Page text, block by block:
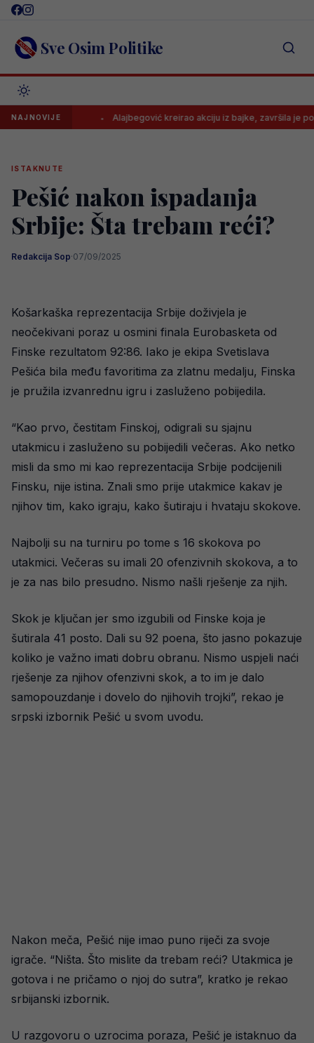
Skip
content Sve Osim Politike
NAJNOVIJE Alajbegović kreirao akciju iz bajke, završila je pogotkom
ISTAKNUTE
Pešić nakon ispadanja
Srbije: Šta trebam reći?
Redakcija Sop·07/09/2025
Košarkaška reprezentacija Srbije doživjela je
neočekivani poraz u osmini finala Eurobasketa od
Finske rezultatom 92:86. Iako je ekipa Svetislava
Pešića bila među favoritima za zlatnu medalju, Finska
je pružila izvanrednu igru i zasluženo pobijedila.
“Kao prvo, čestitam Finskoj, odigrali su sjajnu
utakmicu i zasluženo su pobijedili večeras. Ako netko
misli da smo mi kao reprezentacija Srbije podcijenili
Finsku, nije istina. Znali smo prije utakmice kakav je
njihov tim, kako igraju, kako šutiraju i hvataju skokove.
Najbolji su na turniru po tome s 16 skokova po
utakmici. Večeras su imali 20 ofenzivnih skokova, a to
je za nas bilo presudno. Nismo našli rješenje za njih.
Skok je ključan jer smo izgubili od Finske koja je
šutirala 41 posto. Dali su 92 poena, što jasno pokazuje
koliko je važno imati dobru obranu. Nismo uspjeli naći
rješenje za njihov ofenzivni skok, a to im je dalo
samopouzdanje i dovelo do njihovih trojki”, rekao je
srpski izbornik Pešić u svom uvodu.
Nakon meča, Pešić nije imao puno riječi za svoje
igrače. “Ništa. Što mislite da trebam reći? Utakmica je
gotova i ne pričamo o njoj do sutra”, kratko je rekao
srbijanski izbornik.
U razgovoru o uzrocima poraza, Pešić je istaknuo da